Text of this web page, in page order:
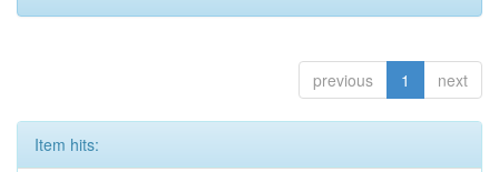
previous 1 next
Item hits: